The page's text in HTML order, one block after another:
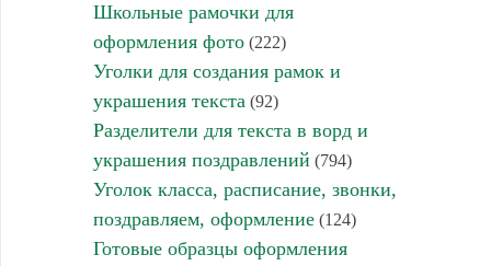
Школьные рамочки для
оформления фото(222)
Уголки для создания рамок и
украшения текста (92)
Разделители для текста в ворд и
украшения поздравлений (794)
Уголок класса, расписание, звонки,
поздравляем, оформление(124)
Готовые образцы оформления